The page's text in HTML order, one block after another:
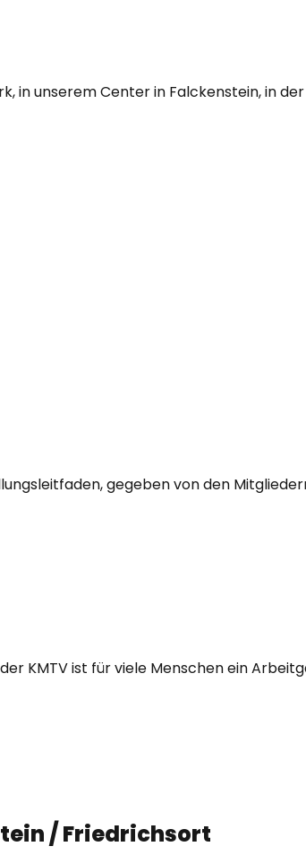
in unserem Center in Falckenstein, in
gegeben von den
KMTV ist für viele Menschen ein
/ Friedrichsort